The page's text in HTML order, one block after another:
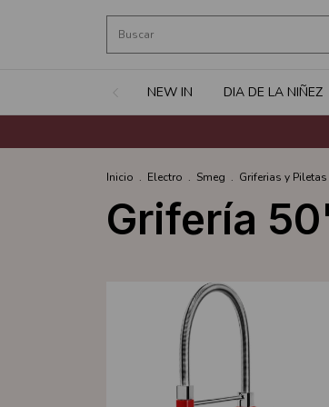
NEW IN DIA DE LA NIÑEZ
Inicio . Electro . Smeg . Griferias y Piletas
Grifería